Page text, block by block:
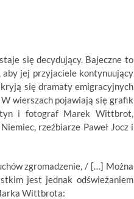
się decydujący. Bajeczne to
aby jej przyjaciele kontynuujący
się dramaty emigracyjnych
wierszach pojawiają się grafik
i fotograf Marek Wittbrot,
rzeźbiarze Paweł Jocz i
zgromadzenie, / […] Można
jest jednak odświeżaniem
Wittbrota: